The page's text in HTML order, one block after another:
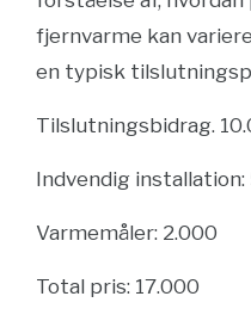
fjernvarme kan
en typisk
Tilslutningsbidrag.
Indvendig installation:
Varmemåler: 2.000
Total pris: 17.000